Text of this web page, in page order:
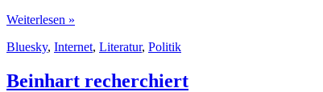
Aus
wählen
Weiterlesen »
Bluesky, Internet, Literatur, Politik
Beinhart recherchiert